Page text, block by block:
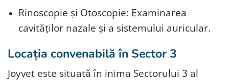
Rinoscopie și Otoscopie: Examinarea
cavităților nazale și a sistemului auricular.
Locația convenabilă în Sector 3
Joyvet este situată în inima Sectorului 3 al